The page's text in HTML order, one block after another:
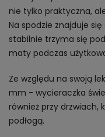
nie tylko praktyczna,
Na spodzie znajduje
stabilnie trzyma się
maty podczas
Ze względu na swoją
mm - wycieraczka
również przy drzwiach,
podłogą.